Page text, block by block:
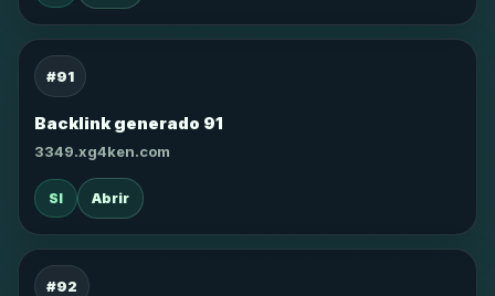
#91
Backlink generado 91
3349.xg4ken.com
SI Abrir
#92